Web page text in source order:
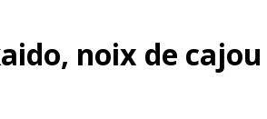
noix de cajou